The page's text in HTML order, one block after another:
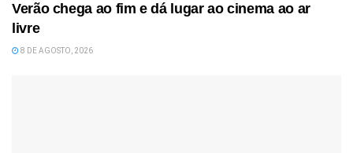
Verão chega ao fim e dá lugar ao cinema ao ar
livre
8 DE AGOSTO, 2026